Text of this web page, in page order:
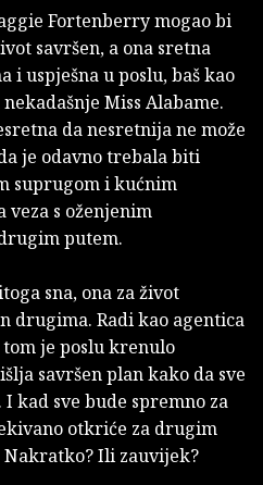
Fortenberry mogao bi
savršen, a ona sretna
i uspješna u poslu, baš kao
Miss Alabame.
da nesretnija ne može
je odavno trebala biti
suprugom i kućnim
s oženjenim
putem.
sna, ona za život
drugima. Radi kao agentica
je poslu krenulo
savršen plan kako da sve
kad sve bude spremno za
otkriće za drugim
Ili zauvijek?